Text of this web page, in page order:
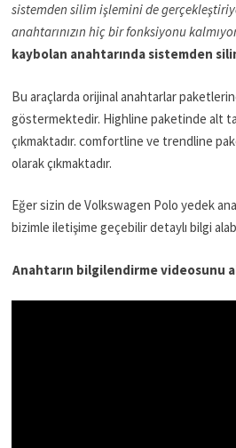
sistemden silim işlemini de
anahtarınızın hiç bir fonksiyonu
kaybolan anahtarında sistemden
Bu araçlarda orijinal anahtarlar
göstermektedir. Highline paketinde alt
çıkmaktadır. comfortline ve trendline
olarak çıkmaktadır.
Eğer sizin de Volkswagen Polo yedek
bizimle iletişime geçebilir detaylı bilgi
Anahtarın bilgilendirme videosunu